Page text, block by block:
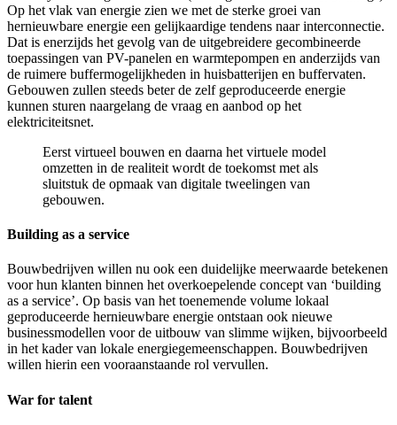
Op het vlak van energie zien we met de sterke groei van
hernieuwbare energie een gelijkaardige tendens naar interconnectie.
Dat is enerzijds het gevolg van de uitgebreidere gecombineerde
toepassingen van PV-panelen en warmtepompen en anderzijds van
de ruimere buffermogelijkheden in huisbatterijen en buffervaten.
Gebouwen zullen steeds beter de zelf geproduceerde energie
kunnen sturen naargelang de vraag en aanbod op het
elektriciteitsnet.
Eerst virtueel bouwen en daarna het virtuele model
omzetten in de realiteit wordt de toekomst met als
sluitstuk de opmaak van digitale tweelingen van
gebouwen.
Building as a service
Bouwbedrijven willen nu ook een duidelijke meerwaarde betekenen
voor hun klanten binnen het overkoepelende concept van ‘building
as a service’. Op basis van het toenemende volume lokaal
geproduceerde hernieuwbare energie ontstaan ook nieuwe
businessmodellen voor de uitbouw van slimme wijken, bijvoorbeeld
in het kader van lokale energiegemeenschappen. Bouwbedrijven
willen hierin een vooraanstaande rol vervullen.
War for talent